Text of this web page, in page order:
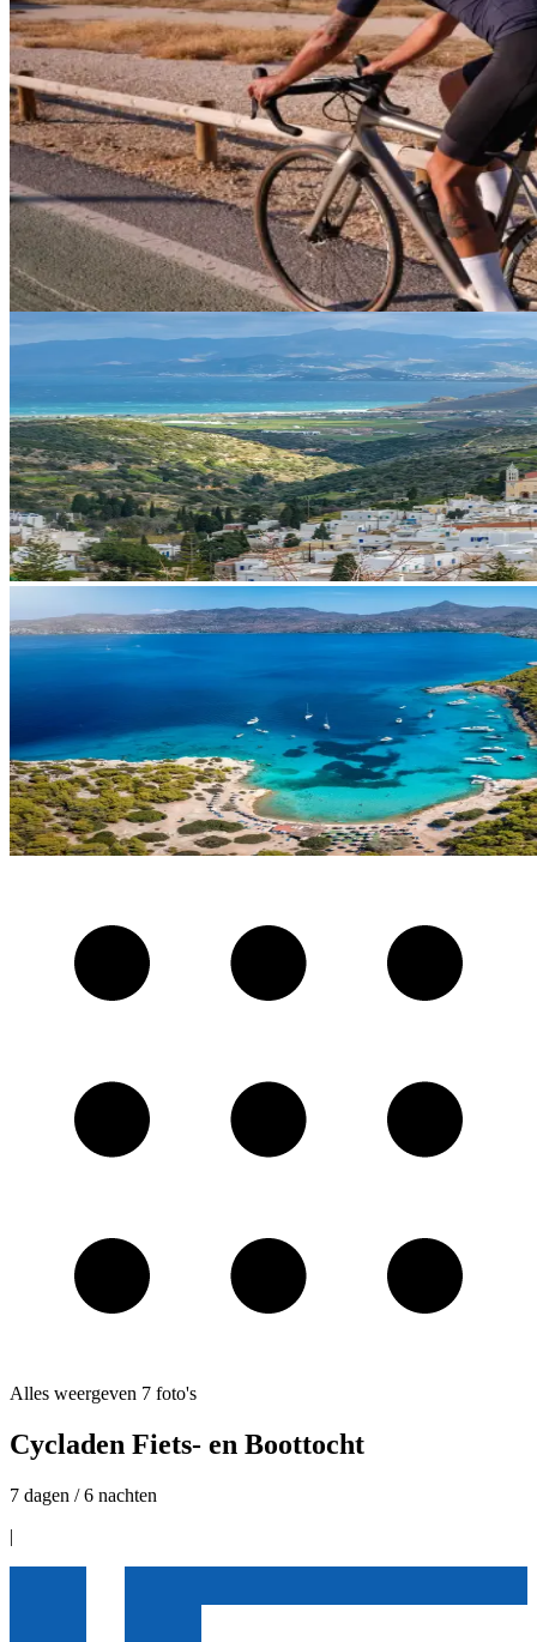
Alles weergeven 7 foto's
Cycladen Fiets- en Boottocht
7 dagen / 6 nachten
|